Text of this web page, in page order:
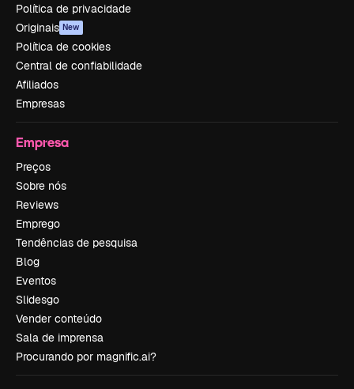
Política de privacidade
Originais New
Política de cookies
Central de confiabilidade
Afiliados
Empresas
Empresa
Preços
Sobre nós
Reviews
Emprego
Tendências de pesquisa
Blog
Eventos
Slidesgo
Vender conteúdo
Sala de imprensa
Procurando por magnific.ai?